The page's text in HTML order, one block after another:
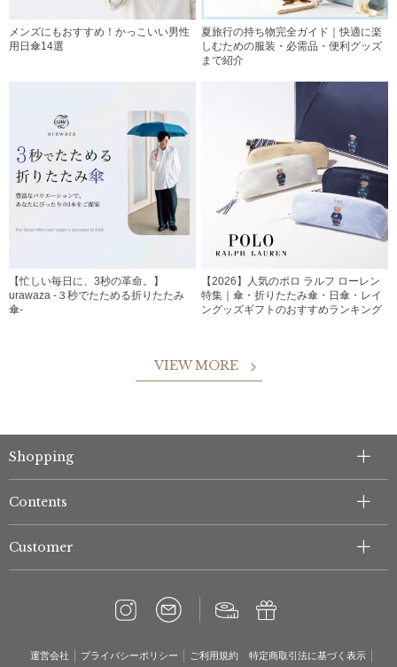
メンズにもおすすめ！かっこいい男性
用日傘14選
夏旅行の持ち物完全ガイド｜快適に楽
しむための服装・必需品・便利グッズ
まで紹介
【忙しい毎日に、3秒の革命。】
urawaza -３秒でたためる折りたたみ
傘-
【2026】人気のポロ ラルフ ローレン
特集｜傘・折りたたみ傘・日傘・レイ
ングッズギフトのおすすめランキング
VIEW MORE
Shopping
Contents
Customer
運営会社 プライバシーポリシー ご利用規約 特定商取引法に基づく表示